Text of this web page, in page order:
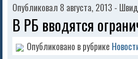
Опубликовал 8 августа, 2013 -
В РБ вводятся
Опубликовано в рубрике